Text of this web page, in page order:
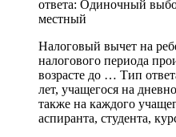
ответа: Одиночный
местный
Налоговый вычет на
налогового периода
возрасте до … Тип
лет, учащегося на
также на каждого
аспиранта, студента,